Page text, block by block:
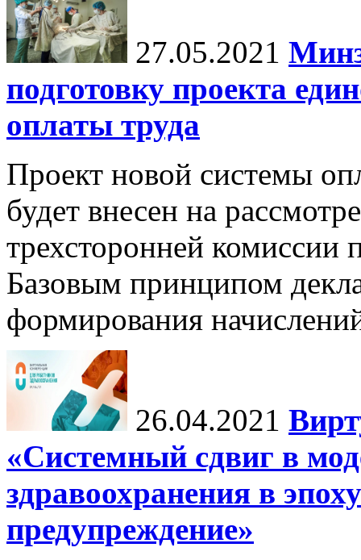
27.05.2021
подготовку проекта
оплаты труда
Проект новой системы
будет внесен на
трехсторонней комиссии
Базовым принципом
формирования
26.04.2021
«Системный сдвиг в
здравоохранения в
предупреждение»